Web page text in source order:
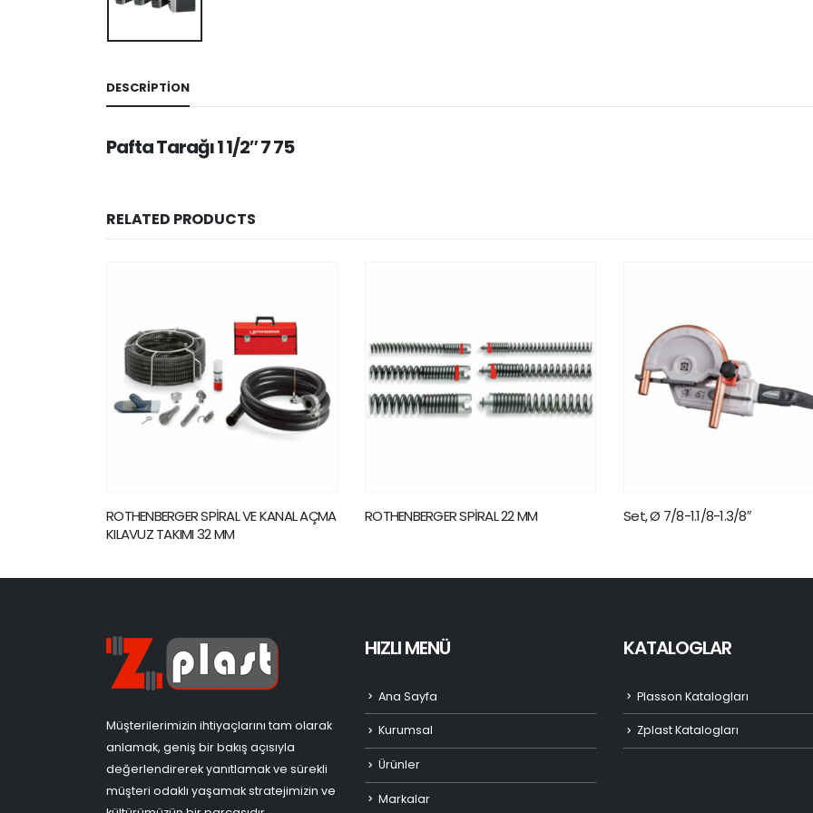
DESCRIPTION
Pafta Tarağı 1 1/2″ 7 75
RELATED PRODUCTS
ROTHENBERGER SPİRAL VE KANAL AÇMA
KILAVUZ TAKIMI 32 MM
ROTHENBERGER SPİRAL 22 MM Set, Ø 7/8-1.1/8-1.3/8″
Müşterilerimizin ihtiyaçlarını tam olarak
anlamak, geniş bir bakış açısıyla
değerlendirerek yanıtlamak ve sürekli
müşteri odaklı yaşamak stratejimizin ve
HIZLI MENÜ
Ana Sayfa
Kurumsal
Ürünler
Markalar
KATALOGLAR
Plasson Katalogları
Zplast Katalogları